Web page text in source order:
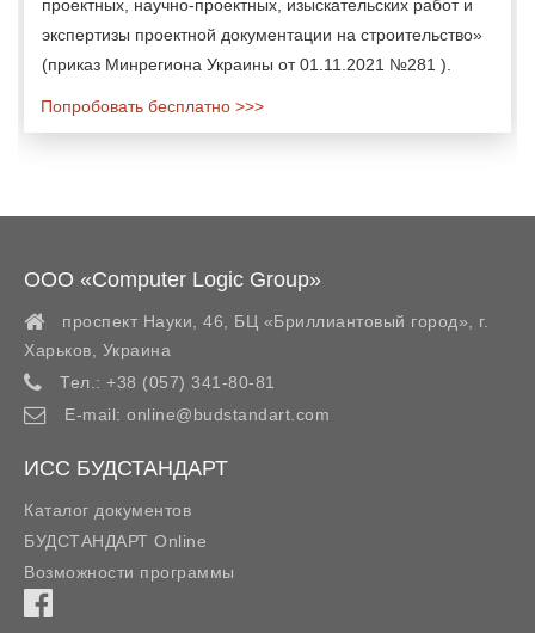
проектных, научно-проектных, изыскательских работ и
экспертизы проектной документации на строительство»
(приказ Минрегиона Украины от 01.11.2021 №281 ).
Попробовать бесплатно >>>
ООО «Computer Logic Group»
проспект Науки, 46, БЦ «Бриллиантовый город»,
г.
Харьков
Украина
Тел.: +38 (057) 341-80-81
E-mail: online@budstandart.com
ИСС БУДСТАНДАРТ
Каталог документов
БУДСТАНДАРТ Online
Возможности программы